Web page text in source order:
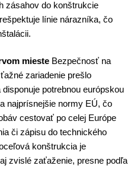
zásahov do konštrukcie
línie nárazníka, čo
mieste Bezpečnosť na
zariadenie prešlo
potrebnou európskou
najprísnejšie normy EÚ, čo
cestovať po celej Európe
či zápisu do technického
konštrukcia je
zvislé zaťaženie, presne podľa